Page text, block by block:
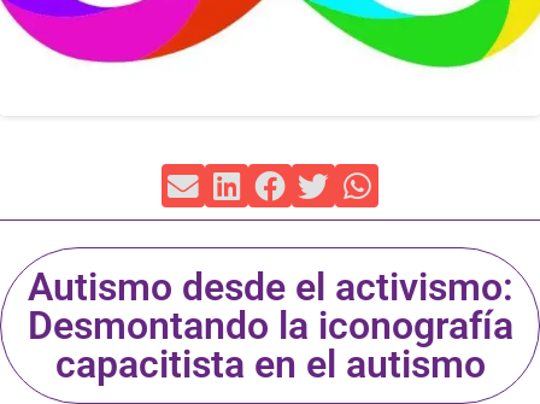
Autismo desde el activismo:
Desmontando la iconografía
capacitista en el autismo